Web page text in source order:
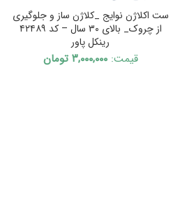
ست اکلاژن نوایج _کلاژن ساز و جلوگیری
از چروک_ بالای ۳۰ سال – کد ۴۲۴۸۹
رینکل پاور
قیمت:۳,۰۰۰,۰۰۰ تومان